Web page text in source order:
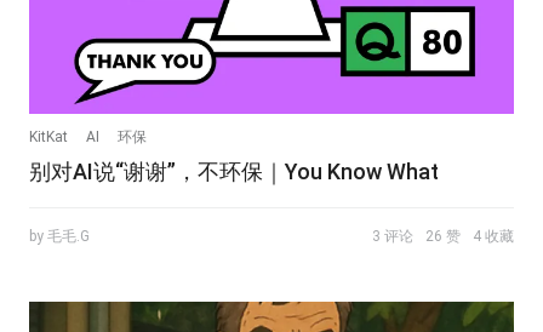
KitKat AI 环保
别对AI说“谢谢”，不环保｜You Know What
by 毛毛.G 3 评论 26 赞 4 收藏